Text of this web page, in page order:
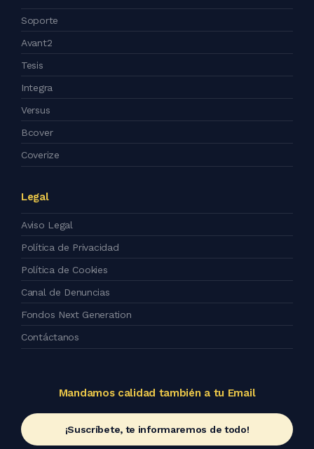
Soporte
Avant2
Tesis
Integra
Versus
Bcover
Coverize
Legal
Aviso Legal
Política de Privacidad
Política de Cookies
Canal de Denuncias
Fondos Next Generation
Contáctanos
Mandamos calidad también a tu Email
¡Suscríbete, te informaremos de todo!